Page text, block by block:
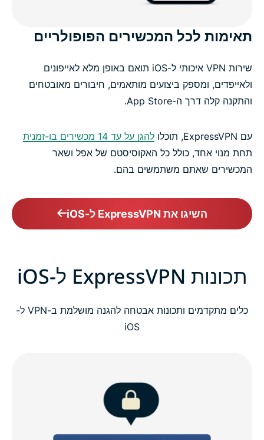
תאימות לכל המכשירים הפופולריים
שירות VPN איכותי ל-iOS תואם באופן מלא לאייפונים
ולאייפדים, ומספק ביצועים מותאמים, חיבורים מאובטחים
והתקנה קלה דרך ה-App Store.
עם ExpressVPN, תוכלו
להגן על עד 14 מכשירים בו-זמנית
תחת מנוי אחד, כולל כל האקוסיסטם של אפל ושאר
המכשירים שאתם משתמשים בהם.
השיגו את ExpressVPN ל-iOS
תכונות ExpressVPN ל-iOS
כלים מתקדמים ותכונות אבטחה להגנה מושלמת ב-VPN ל-
iOS